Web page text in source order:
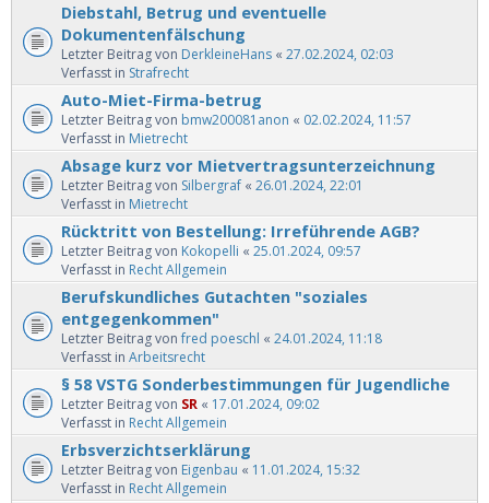
Diebstahl, Betrug und eventuelle
Dokumentenfälschung
Letzter Beitrag von DerkleineHans « 27.02.2024, 02:03
Verfasst in Strafrecht
Auto-Miet-Firma-betrug
Letzter Beitrag von bmw200081anon « 02.02.2024, 11:57
Verfasst in Mietrecht
Absage kurz vor Mietvertragsunterzeichnung
Letzter Beitrag von Silbergraf « 26.01.2024, 22:01
Verfasst in Mietrecht
Rücktritt von Bestellung: Irreführende AGB?
Letzter Beitrag von Kokopelli « 25.01.2024, 09:57
Verfasst in Recht Allgemein
Berufskundliches Gutachten "soziales
entgegenkommen"
Letzter Beitrag vonfred poeschl « 24.01.2024, 11:18
Verfasst in Arbeitsrecht
§ 58 VSTG Sonderbestimmungen für Jugendliche
Letzter Beitrag von SR « 17.01.2024, 09:02
Verfasst in Recht Allgemein
Erbsverzichtserklärung
Letzter Beitrag von Eigenbau « 11.01.2024, 15:32
Verfasst in Recht Allgemein